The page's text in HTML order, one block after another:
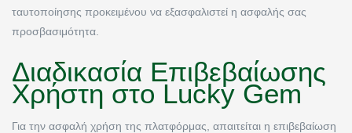
ταυτοποίησης προκειμένου να εξασφαλιστεί η ασφαλής σας
προσβασιμότητα.
Διαδικασία Επιβεβαίωσης
Χρήστη στο Lucky Gem
Για την ασφαλή χρήση της πλατφόρμας, απαιτείται η επιβεβαίωση